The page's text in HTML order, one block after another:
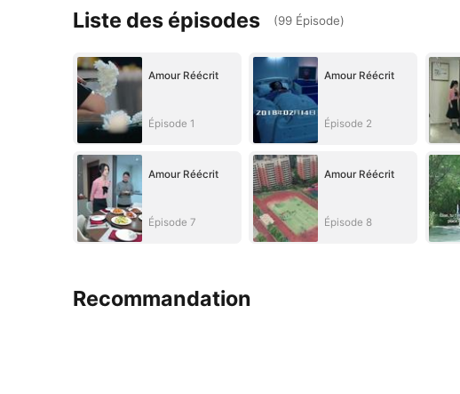
Liste des épisodes (99 Épisode)
Amour Réécrit
Épisode 1
Amour Réécrit
Épisode 2
Amour Réécrit
Épisode 7
Amour Réécrit
Épisode 8
Recommandation